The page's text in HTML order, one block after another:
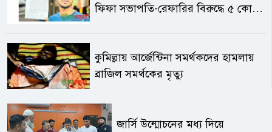
ফিফা সভাপতি-রেফারির বিরুদ্ধে ৫ কোটি
কুমিল্লায় আর্জেন্টিনা সমর্থকদের হামলায়
ব্রাজিল সমর্থকের মৃত্যু
জার্সি উন্মোচনের মধ্য দিয়ে